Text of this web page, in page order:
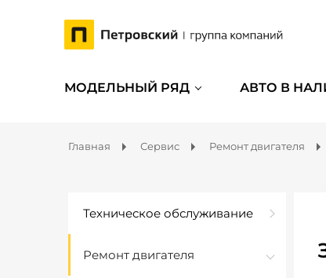
МОДЕЛЬНЫЙ РЯД АВТО В
Главная Сервис Ремонт двигателя
Техническое обслуживание
Ремонт двигателя